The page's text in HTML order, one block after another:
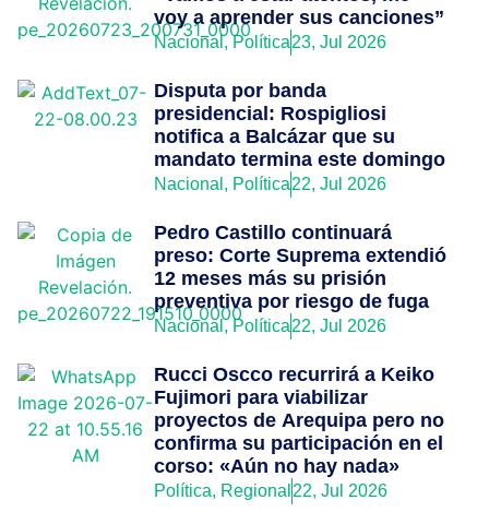
voy a aprender sus canciones”
Nacional,Política23, Jul 2026
Disputa por banda
presidencial: Rospigliosi
notifica a Balcázar que su
mandato termina este domingo
Nacional , Política22, Jul 2026
Pedro Castillo continuará
preso: Corte Suprema extendió
12 meses más su prisión
preventiva por riesgo de fuga
Nacional, Política22, Jul 2026
Rucci Oscco recurrirá a Keiko
Fujimori para viabilizar
proyectos de Arequipa pero no
confirma su participación en el
corso: «Aún no hay nada»
Política, Regional 22, Jul 2026